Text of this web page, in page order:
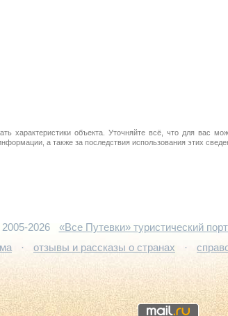
характеристики объекта. Уточняйте всё, что для вас
а также за последствия использования этих
2026 «Все Путевки» туристический
· отзывы и рассказы о странах ·